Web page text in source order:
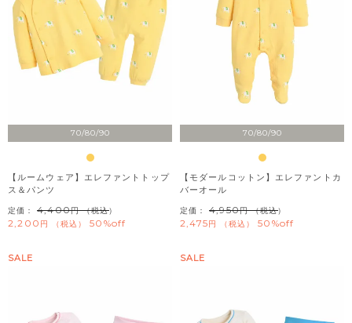
70/80/90
【ルームウェア】エレファントトップ
ス＆パンツ
定価： 4,400 （税込）
2,200 税込 50%off
70/80/90
【モダールコットン】エレファントカ
バーオール
定価： 4,950 （税込）
2,475 税込 50%off
SALE SALE